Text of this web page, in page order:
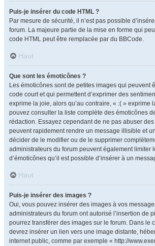
Puis-je insérer du code HTML ?
Par mesure de sécurité, il n’est pas possible
forum. La majeure partie de la mise en forme qui
code HTML peut être remplacée par du BBCode.
Haut
Que sont les émoticônes ?
Les émoticônes sont de petites images qui peuvent
code court et qui permettent d’exprimer des
exprime la joie, alors qu’au contraire, « :( » exprime
pouvez consulter la liste complète des émoticônes
rédaction. Essayez cependant de ne pas abuser
peuvent rapidement rendre un message illisible et
décider de le modifier ou de le supprimer
administrateurs du forum peuvent également limiter
d’émoticônes qu’il est possible d’insérer à un
Haut
Puis-je insérer des images ?
Oui, vous pouvez insérer des images à vos
administrateurs du forum ont autorisé l’insertion de
pourrez transférer des images sur le forum. Dans le
devrez insérer un lien vers une image distante,
internet public, comme par exemple « http://